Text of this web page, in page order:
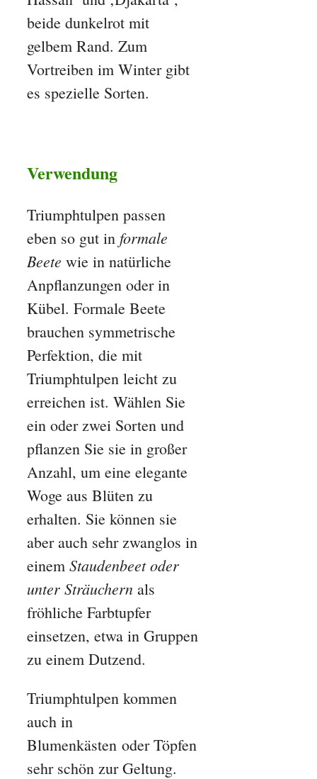
beide dunkelrot mit
gelbem Rand. Zum
Vortreiben im Winter gibt
es spezielle Sorten.
Verwendung
Triumphtulpen passen
eben so gut in formale
Beete wie in natürliche
Anpflanzungen oder in
Kübel. Formale Beete
brauchen symmetrische
Perfektion, die mit
Triumphtulpen leicht zu
erreichen ist. Wählen Sie
ein oder zwei Sorten und
pflanzen Sie sie in großer
Anzahl, um eine elegante
Woge aus Blüten zu
erhalten. Sie können sie
aber auch sehr zwanglos in
einem Staudenbeet oder
unter Sträuchern als
fröhliche Farbtupfer
einsetzen, etwa in Gruppen
zu einem Dutzend.
Triumphtulpen kommen
auch in
Blumenkästen oder Töpfen
sehr schön zur Geltung.